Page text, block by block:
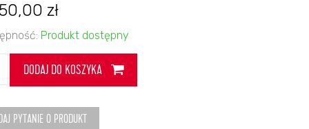
zł
Produkt dostępny
DODAJ DO KOSZYKA
PYTANIE O PRODUKT